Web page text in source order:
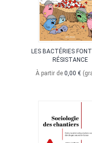
LES BACTÉRIES
RÉSISTANCE
À partir de 0,00 €